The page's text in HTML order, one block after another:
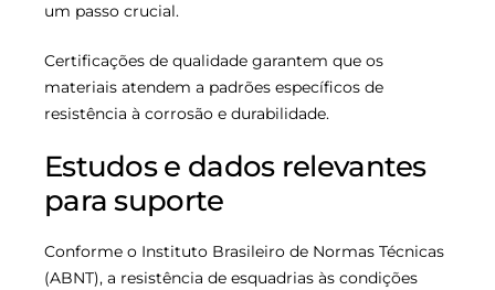
um passo crucial.
Certificações de qualidade garantem que os
materiais atendem a padrões específicos de
resistência à corrosão e durabilidade.
Estudos e dados relevantes
para suporte
Conforme o Instituto Brasileiro de Normas Técnicas
(ABNT), a resistência de esquadrias às condições